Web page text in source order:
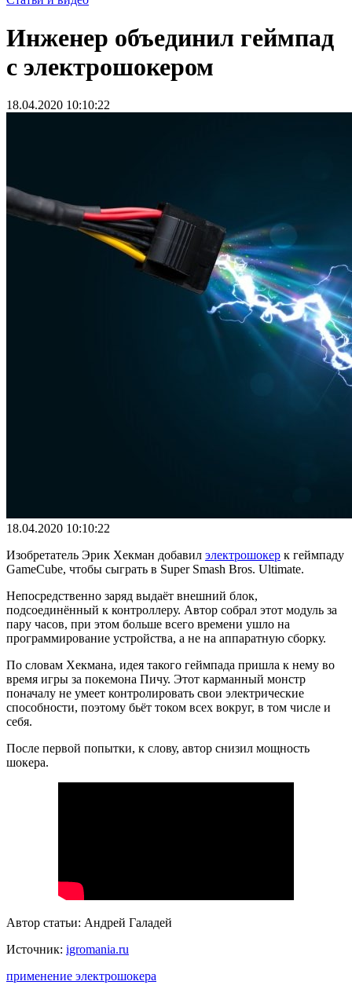
Инженер объединил геймпад
с электрошокером
18.04.2020 10:10:22
18.04.2020 10:10:22
Изобретатель Эрик Хекман добавил электрошокер к геймпаду
GameCube, чтобы сыграть в Super Smash Bros. Ultimate.
Непосредственно заряд выдаёт внешний блок,
подсоединённый к контроллеру. Автор собрал этот модуль за
пару часов, при этом больше всего времени ушло на
программирование устройства, а не на аппаратную сборку.
По словам Хекмана, идея такого геймпада пришла к нему во
время игры за покемона Пичу. Этот карманный монстр
поначалу не умеет контролировать свои электрические
способности, поэтому бьёт током всех вокруг, в том числе и
себя.
После первой попытки, к слову, автор снизил мощность
шокера.
Автор статьи: Андрей Галадей
Источник: igromania.ru
применение электрошокера